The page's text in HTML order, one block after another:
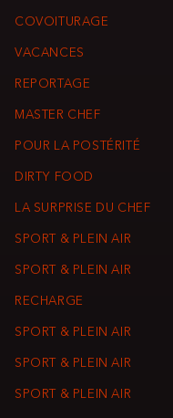
COVOITURAGE
VACANCES
REPORTAGE
MASTER CHEF
POUR LA POSTÉRITÉ
DIRTY FOOD
LA SURPRISE DU CHEF
SPORT & PLEIN AIR
SPORT & PLEIN AIR
RECHARGE
SPORT & PLEIN AIR
SPORT & PLEIN AIR
SPORT & PLEIN AIR